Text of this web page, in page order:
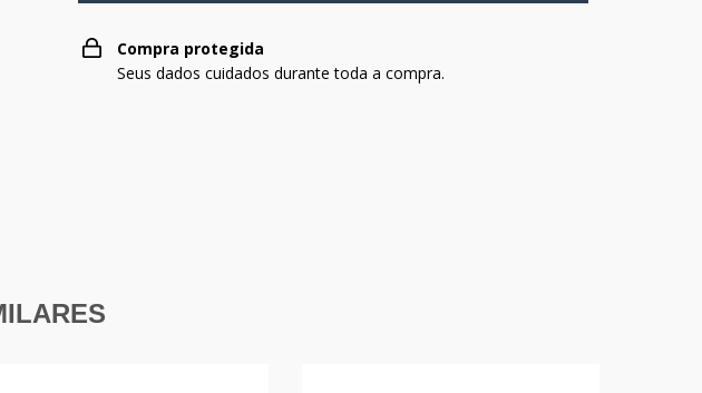
Compra protegida
Seus dados cuidados durante toda a compra.